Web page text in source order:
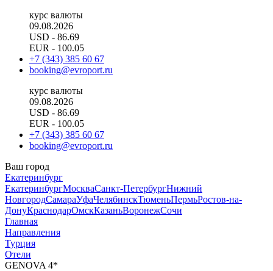
курс валюты
09.08.2026
USD - 86.69
EUR - 100.05
+7 (343) 385 60 67
booking@evroport.ru
курс валюты
09.08.2026
USD - 86.69
EUR - 100.05
+7 (343) 385 60 67
booking@evroport.ru
Ваш город
Екатеринбург
ЕкатеринбургМоскваСанкт-ПетербургНижний
НовгородСамараУфаЧелябинскТюменьПермьРостов-на-
ДонуКраснодарОмскКазаньВоронежСочи
Главная
Направления
Турция
Отели
GENOVA 4*